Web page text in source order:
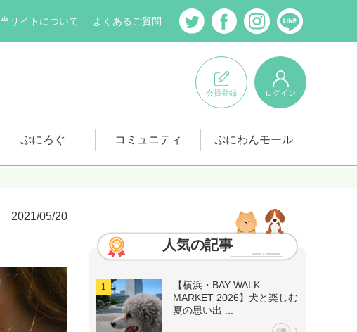
当サイトについて よくあるご質問
会員登録 ログイン
ぷにろぐ コミュニティ ぷにわんモール
2021/05/20
人気の記事
【横浜・BAY WALK
MARKET 2026】犬と楽しむ
夏の思い出 ...